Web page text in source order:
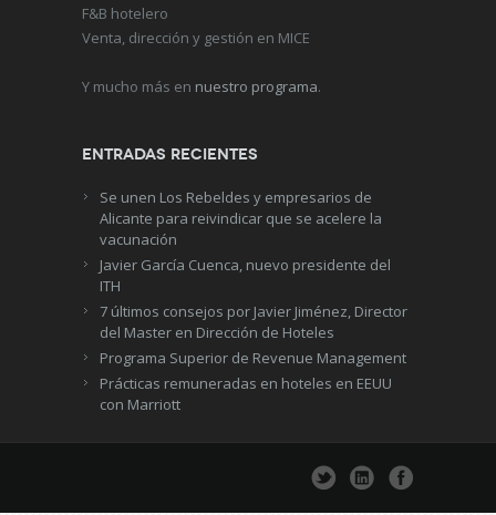
F&B hotelero
Venta, dirección y gestión en MICE
Y mucho más en nuestro programa.
Entradas recientes
Se unen Los Rebeldes y empresarios de
Alicante para reivindicar que se acelere la
vacunación
Javier García Cuenca, nuevo presidente del
ITH
7 últimos consejos por Javier Jiménez, Director
del Master en Dirección de Hoteles
Programa Superior de Revenue Management
Prácticas remuneradas en hoteles en EEUU
con Marriott